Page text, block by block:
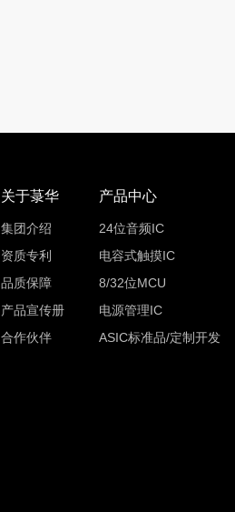
关于菉华
集团介绍
资质专利
品质保障
产品宣传册
合作伙伴
产品中心
24位音频IC
电容式触摸IC
8/32位MCU
电源管理IC
ASIC标准品/定制开发